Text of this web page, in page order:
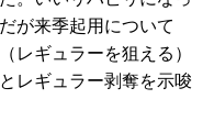
が来季起用について
レギュラーを狙える）
レギュラー剥奪を示唆